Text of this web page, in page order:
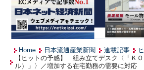
Home 日本流通産業新聞 連載記事
【ヒットの予感】 組み立てデスク〈「Ｋ
ル）」〉／増加する在宅勤務の需要に対応